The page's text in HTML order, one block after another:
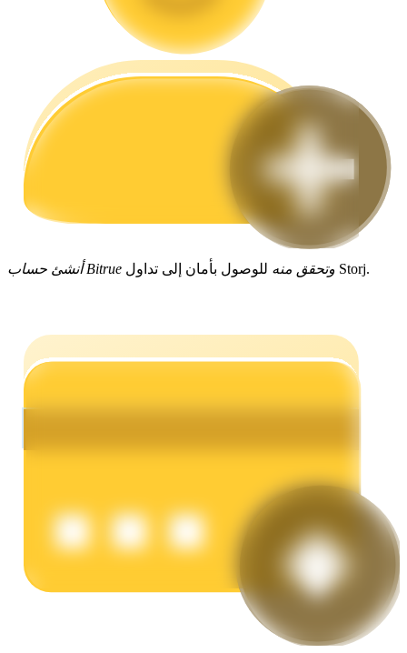
مرشد
دليل المبتدئين للعقود الآجلة
تعلم كيفية البقاء مربحة
أنشئ حساب Bitrue وتحقق منه للوصول بأمان إلى تداول Storj.